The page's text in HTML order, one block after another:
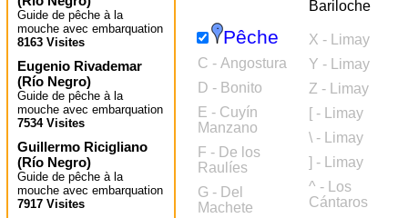
Guide de pêche à la
mouche avec embarquation
8163 Visites
Eugenio Rivademar
(Río Negro)
Guide de pêche à la
mouche avec embarquation
7534 Visites
Guillermo Ricigliano
(Río Negro)
Guide de pêche à la
mouche avec embarquation
7917 Visites
Bariloche
Pêche
C - Angostura
D - Bonito
E - Cuyín
Manzano
F - De los
Raulíes
G - Del
Machete
X - Limay
Y - Limay
Z - Limay
[ - Limay
\ - Limay
] - Limay
^ - Los
Cántaros